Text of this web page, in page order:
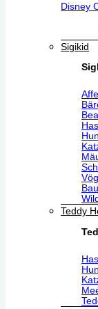
Disney
Sigikid
Teddy